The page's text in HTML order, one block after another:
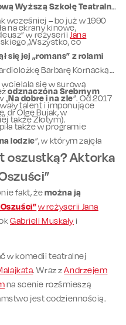
Wyższą Szkołę Teatralną
wcześniej – bo już w 1990
w reżyseriiJana
na ekrany kinowe,
„Wszystko, co
się jej „romans” z rolami
Barbarę Kornacką
wcielała się w surową
„Na dobre i na zle”. Od 2017
dr Olgę Bujak, w
także w programie
lodzie”, w którym zajęła
odznaczona Srebrnym
talent i imponujące
także Złotym).
oszustką? Aktorka
fakt, żemożna ją
w reżyserii Jana
Gabrieli Muskałyi
w komedii teatralnej
. Wraz zAndrzejem
na scenie rozśmieszą
jest codziennością.